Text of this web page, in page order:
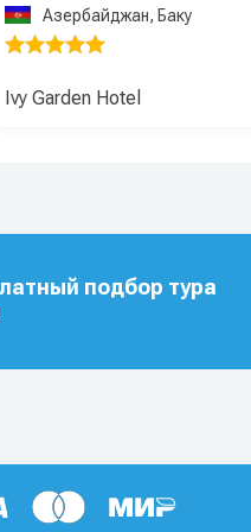
Азербайджан, Баку
Ivy Garden Hotel
подбор тура